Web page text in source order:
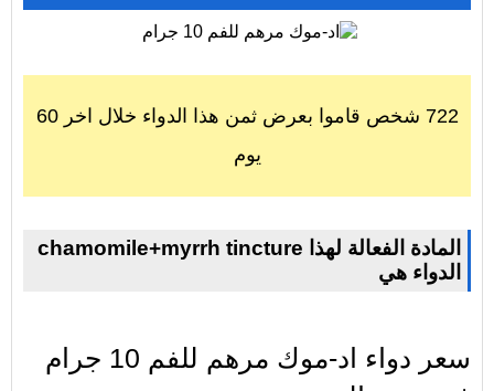
722 شخص قاموا بعرض ثمن هذا الدواء خلال اخر 60
يوم
chamomile+myrrh tincture المادة الفعالة لهذا
الدواء هي
سعر دواء اد-موك مرهم للفم 10 جرام